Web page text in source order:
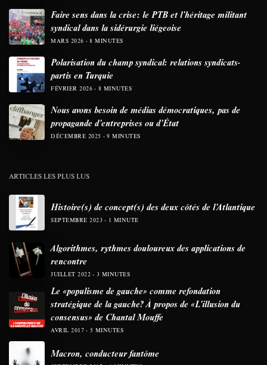
Faire sens dans la crise: le PTB et l’héritage militant
syndical dans la sidérurgie liégeoise
MARS 2026 8 MINUTES
Polarisation du champ syndical: relations syndicats-
partis en Turquie
FÉVRIER 2026 8 MINUTES
Nous avons besoin de médias démocratiques, pas de
propagande d’entreprises ou d’État
DÉCEMBRE 2025 9 MINUTES
ARTICLES LES PLUS LUS
Histoire(s) de concept(s) des deux côtés de l’Atlantique
SEPTEMBRE 2023 1 MINUTE
Algorithmes, rythmes douloureux des applications de
rencontre
JUILLET 2022 3 MINUTES
Le «populisme de gauche» comme refondation
stratégique de la gauche? À propos de «L’illusion du
consensus» de Chantal Mouffe
AVRIL 2017 5 MINUTES
Macron, conducteur fantôme